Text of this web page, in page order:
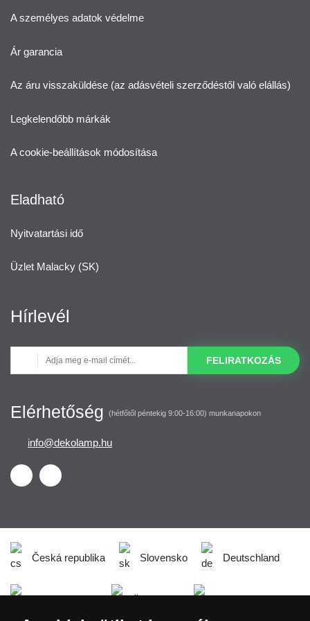
A személyes adatok védelme
Ár garancia
Az áru visszaküldése (az adásvételi szerződéstől való elállás)
Legkelendőbb márkák
A cookie-beállítások módosítása
Eladható
Nyitvatartási idő
Üzlet Malacky (SK)
Hírlevél
FELIRATKOZÁS
Elérhetőség (hétfőtől péntekig 9:00-16:00) munkanapokon
info@dekolamp.hu
Česká republika Slovensko Deutschland